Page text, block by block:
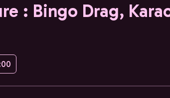
: Bingo Drag,